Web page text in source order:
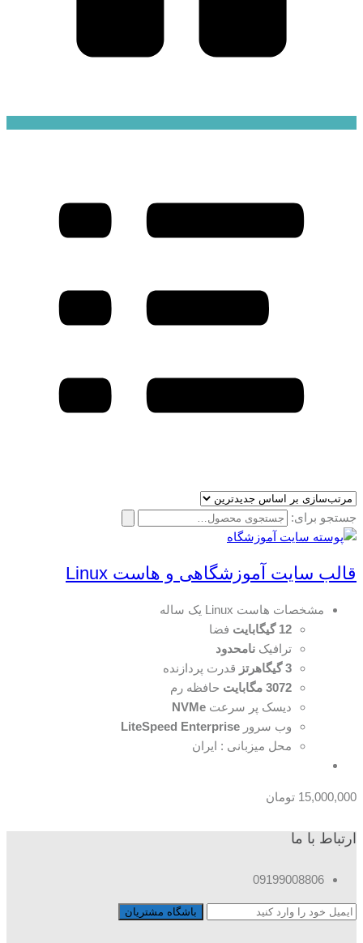
جستجو برای:
قالب سایت آموزشگاهی و هاست Linux
مشخصات هاست Linux یک ساله
12 گیگابایت
فضا
ترافیک نامحدود
3 گیگاهرتز
قدرت پردازنده
3072 مگابایت
حافظه رم
دیسک پر سرعت NVMe
وب سرور LiteSpeed Enterprise
محل میزبانی : ایران
15,000,000 تومان
ارتباط با ما
09199008806